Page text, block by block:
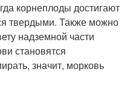
корнеплоды достигают
твердыми. Также можно
надземной части
становятся
значит, морковь